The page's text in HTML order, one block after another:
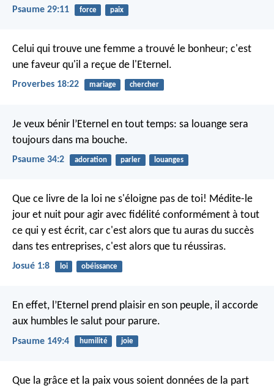
Psaume 29:11 force paix
Celui qui trouve une femme a trouvé le bonheur; c'est
une faveur qu'il a reçue de l'Eternel.
Proverbes 18:22 mariage chercher
Je veux bénir l’Eternel en tout temps: sa louange sera
toujours dans ma bouche.
Psaume 34:2 adoration parler louanges
Que ce livre de la loi ne s'éloigne pas de toi! Médite-le
jour et nuit pour agir avec fidélité conformément à tout
ce qui y est écrit, car c'est alors que tu auras du succès
dans tes entreprises, c'est alors que tu réussiras.
Josué 1:8 loi obéissance
En effet, l’Eternel prend plaisir en son peuple, il accorde
aux humbles le salut pour parure.
Psaume 149:4 humilité joie
Que la grâce et la paix vous soient données de la part